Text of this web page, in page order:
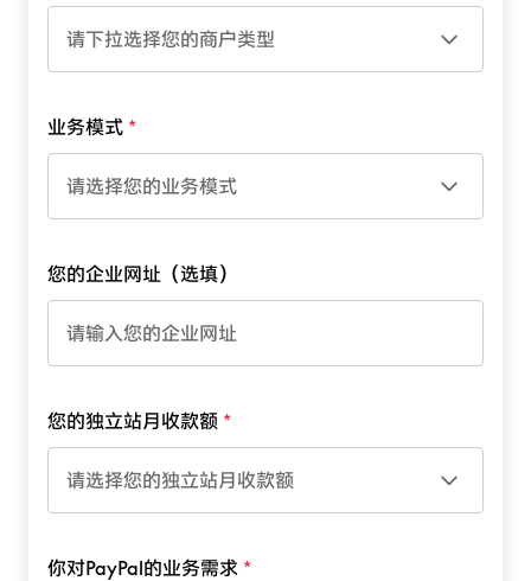
请下拉选择您的商户类型
业务模式
请选择您的业务模式
您的企业网址（选填）
您的独立站月收款额
请选择您的独立站月收款额
你对PayPal的业务需求